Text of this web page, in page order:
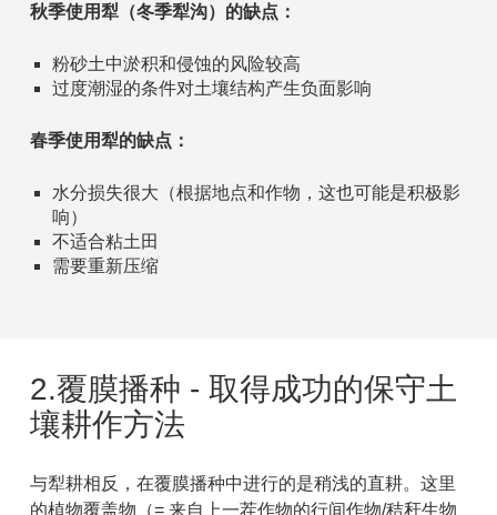
秋季使用犁（冬季犁沟）的缺点：
粉砂土中淤积和侵蚀的风险较高
过度潮湿的条件对土壤结构产生负面影响
春季使用犁的缺点：
水分损失很大（根据地点和作物，这也可能是积极影
响）
不适合粘土田
需要重新压缩
2.覆膜播种 - 取得成功的保守土
壤耕作方法
与犁耕相反，在覆膜播种中进行的是稍浅的直耕。这里
的植物覆盖物（= 来自上一茬作物的行间作物/秸秆生物